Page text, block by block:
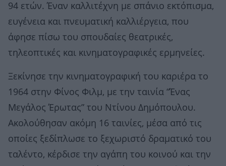
94 ετών. Έναν καλλιτέχνη με σπάνιο εκτόπισμα,
ευγένεια και πνευματική καλλιέργεια, που
άφησε πίσω του σπουδαίες θεατρικές,
τηλεοπτικές και κινηματογραφικές ερμηνείες.
Ξεκίνησε την κινηματογραφική του καριέρα το
1964 στην Φίνος Φιλμ, με την ταινία “Ένας
Μεγάλος Έρωτας” του Ντίνου Δημόπουλου.
Ακολούθησαν ακόμη 16 ταινίες, μέσα από τις
οποίες ξεδίπλωσε το ξεχωριστό δραματικό του
ταλέντο, κέρδισε την αγάπη του κοινού και την